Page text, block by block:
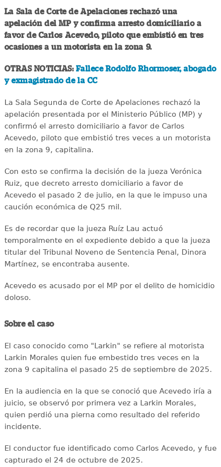
La Sala de Corte de Apelaciones rechazó una
apelación del MP y confirma arresto domiciliario a
favor de Carlos Acevedo, piloto que embistió en tres
ocasiones a un motorista en la zona 9.
OTRAS NOTICIAS: Fallece Rodolfo Rhormoser, abogado
y exmagistrado de la CC
La Sala Segunda de Corte de Apelaciones rechazó la
apelación presentada por el Ministerio Público (MP) y
confirmó el arresto domiciliario a favor de Carlos
Acevedo, piloto que embistió tres veces a un motorista
en la zona 9, capitalina.
Con esto se confirma la decisión de la jueza Verónica
Ruiz, que decreto arresto domiciliario a favor de
Acevedo el pasado 2 de julio, en la que le impuso una
caución económica de Q25 mil.
Es de recordar que la jueza Ruíz Lau actuó
temporalmente en el expediente debido a que la jueza
titular del Tribunal Noveno de Sentencia Penal, Dinora
Martínez, se encontraba ausente.
Acevedo es acusado por el MP por el delito de homicidio
doloso.
Sobre el caso
El caso conocido como "Larkin" se refiere al motorista
Larkin Morales quien fue embestido tres veces en la
zona 9 capitalina el pasado 25 de septiembre de 2025.
En la audiencia en la que se conoció que Acevedo iría a
juicio, se observó por primera vez a Larkin Morales,
quien perdió una pierna como resultado del referido
incidente.
El conductor fue identificado como Carlos Acevedo, y fue
capturado el 24 de octubre de 2025.